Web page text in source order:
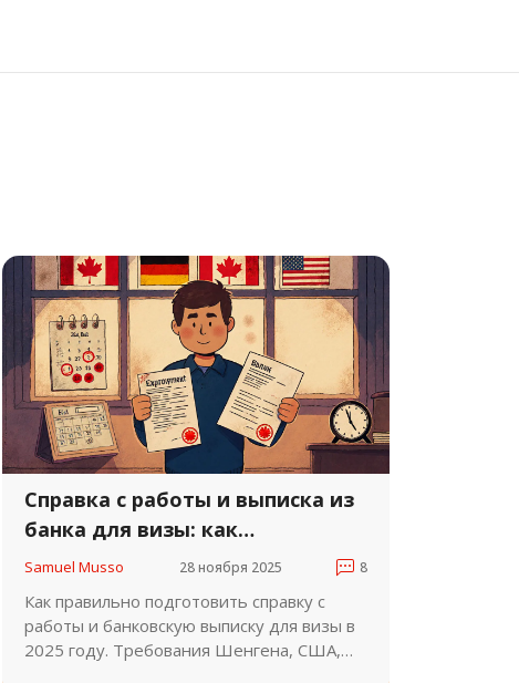
Справка с работы и выписка из
банка для визы: как
подготовить правильно в 2025
Samuel Musso 28 ноября 2025 8
Как правильно подготовить справку с
работы и банковскую выписку для визы в
2025 году. Требования Шенгена, США,